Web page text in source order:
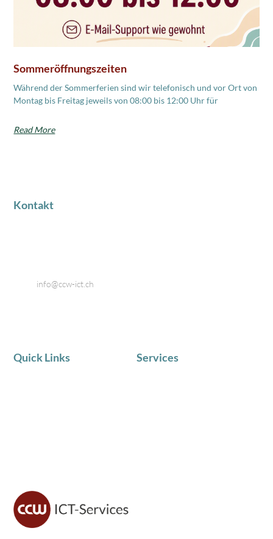
Sommeröffnungszeiten
Während der Sommerferien sind wir telefonisch und vor Ort von
Montag bis Freitag jeweils von 08:00 bis 12:00 Uhr für
Read More
Services
Quick Links
Kontakt
info@ccw-ict.ch